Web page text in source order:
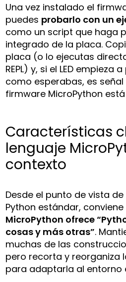
Una vez instalado el
puedes probarlo con un
como un script que haga
integrado de la placa.
placa (o lo ejecutas
REPL) y, si el LED empieza
como esperabas, es
firmware MicroPython
Características
lenguaje
contexto
Desde el punto de vista
Python estándar,
MicroPython ofrece
cosas y más otras”.
muchas de las
pero recorta y reorganiza
para adaptarla al entorno